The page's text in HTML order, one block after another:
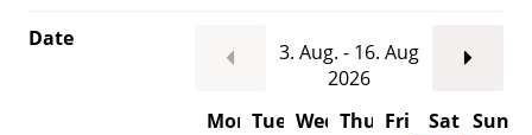
Date
3. Aug. - 16. Aug
2026
Mon Tue Wed Thu Fri Sat Sun